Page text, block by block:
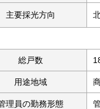
主要採光方向
総戸数
用途地域
理員の勤務形態